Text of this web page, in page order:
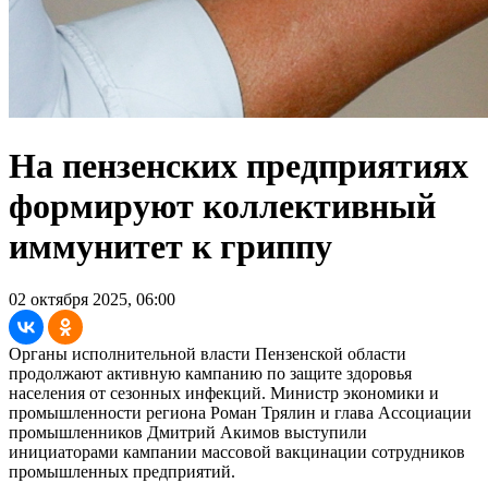
На пензенских предприятиях
формируют коллективный
иммунитет к гриппу
02 октября 2025, 06:00
Органы исполнительной власти Пензенской области
продолжают активную кампанию по защите здоровья
населения от сезонных инфекций. Министр экономики и
промышленности региона Роман Трялин и глава Ассоциации
промышленников Дмитрий Акимов выступили
инициаторами кампании массовой вакцинации сотрудников
промышленных предприятий.